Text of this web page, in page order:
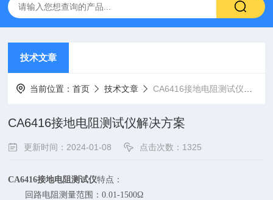
技术文章
当前位置：首页 技术文章 CA6416接地电阻测试仪解决方案
CA6416接地电阻测试仪解决方案
更新时间：2024-01-08 点击次数：1325
CA6416接地电阻测试仪特点：
回路电阻测量范围：0.01-1500Ω